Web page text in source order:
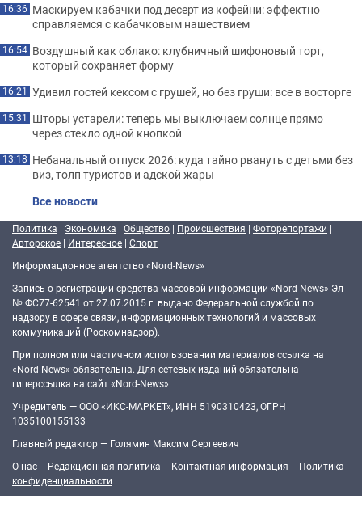
16:36 Маскируем кабачки под десерт из кофейни: эффектно
справляемся с кабачковым нашествием
16:54 Воздушный как облако: клубничный шифоновый торт,
который сохраняет форму
16:21 Удивил гостей кексом с грушей, но без груши: все в восторге
15:31 Шторы устарели: теперь мы выключаем солнце прямо
через стекло одной кнопкой
13:18 Небанальный отпуск 2026: куда тайно рвануть с детьми без
виз, толп туристов и адской жары
Все новости
Политика | Экономика | Общество | Происшествия | Фоторепортажи |
Авторское | Интересное | Спорт
Информационное агентство «Nord-News»
Запись о регистрации средства массовой информации «Nord-News» Эл
№ ФС77-62541 от 27.07.2015 г. выдано Федеральной службой по
надзору в сфере связи, информационных технологий и массовых
коммуникаций (Роскомнадзор).
При полном или частичном использовании материалов ссылка на
«Nord-News» обязательна. Для сетевых изданий обязательна
гиперссылка на сайт «Nord-News».
Учредитель — ООО «ИКС-МАРКЕТ», ИНН 5190310423, ОГРН
1035100155133
Главный редактор — Голямин Максим Сергеевич
О нас
Редакционная политика Контактная информация
Политика
конфиденциальности